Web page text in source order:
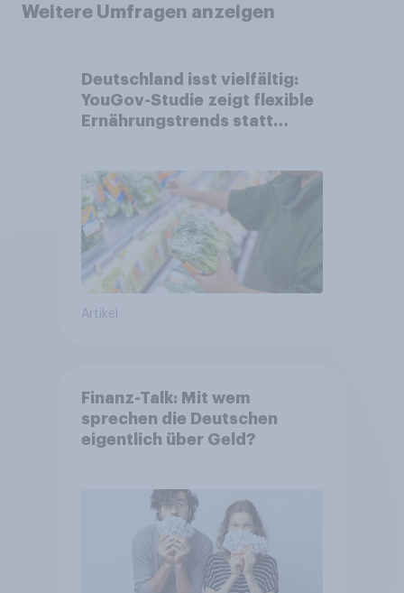
Weitere Umfragen anzeigen
Deutschland isst vielfältig:
YouGov-Studie zeigt flexible
Ernährungstrends statt
Artikel
Finanz-Talk: Mit wem
sprechen die Deutschen
eigentlich über Geld?